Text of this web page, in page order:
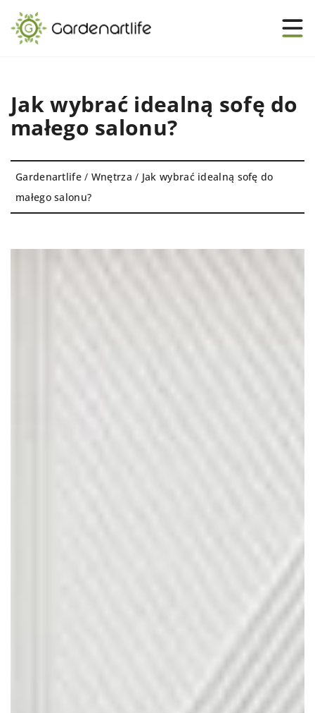
Jak wybrać idealną sofę do
małego salonu?
Gardenartlife/ Wnętrza / Jak wybrać idealną sofę do
małego salonu?